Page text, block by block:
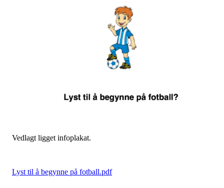
Vedlagt ligget infoplakat.
Lyst til å begynne på fotball.pdf